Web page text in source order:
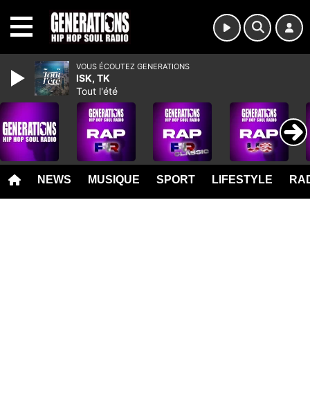
NEWS MUSIQUE SPORT LIFESTYLE
VOUS ÉCOUTEZ GENERATIONS
ISK, TK
Tout l'été